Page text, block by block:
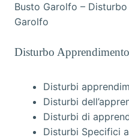
Busto Garolfo –
Garolfo
Disturbo
Disturbi
Disturbi
Disturbi di
Disturbi Specifici